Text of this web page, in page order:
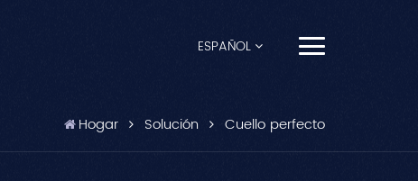
ESPAÑOL
English
Hogar Solución Cuello perfecto